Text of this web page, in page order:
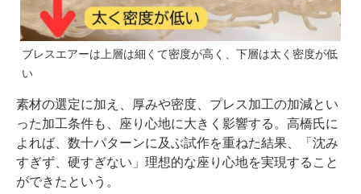
ブレスエアーは上層は細くて密度が高く、下層は太く密度が低
い
素材の選定に加え、厚みや密度、プレス加工の加減とい
った加工条件も、座り心地に大きく影響する。高橋氏に
よれば、数十パターンに及ぶ試作を重ねた結果、「沈み
すぎず、硬すぎない」理想的な座り心地を実現すること
ができたという。